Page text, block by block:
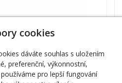
Nag Champa 15
cookies
dáváte souhlas s uložením
preferenční, výkonnostní,
pro lepší fungování